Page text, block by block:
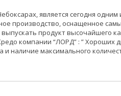
является сегодня
производство, оснащенное
продукт высочайшего
компании “ЛОРД” : ” Хороших
наличие максимального